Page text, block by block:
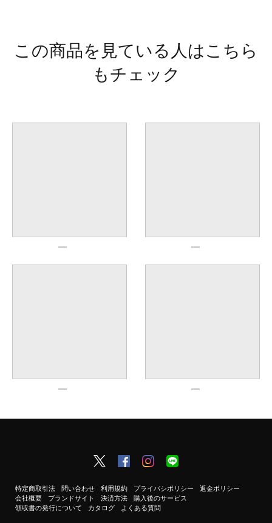
この商品を見ている人はこちら
もチェック
特定商取引法 問い合わせ 利用規約 プライバシポリシー
返金ポリシー
会社概要
ブランドサイト 決済方法
購入後のサービス
領収書の発行について
カタログ よくある質問